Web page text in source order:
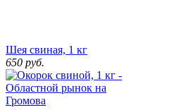
Шея свиная, 1 кг
650 руб.